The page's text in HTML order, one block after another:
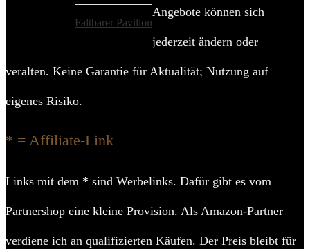
Faltbarer Pavillon
Angebote können sich
jederzeit ändern oder
veralten. Keine Garantie für Aktualität; Nutzung auf
eigenes Risiko.
* = Affiliate-Link
Links mit dem * sind Werbelinks. Dafür gibt es vom
Partnershop eine kleine Provision. Als Amazon-Partner
verdiene ich an qualifizierten Käufen. Der Preis bleibt für